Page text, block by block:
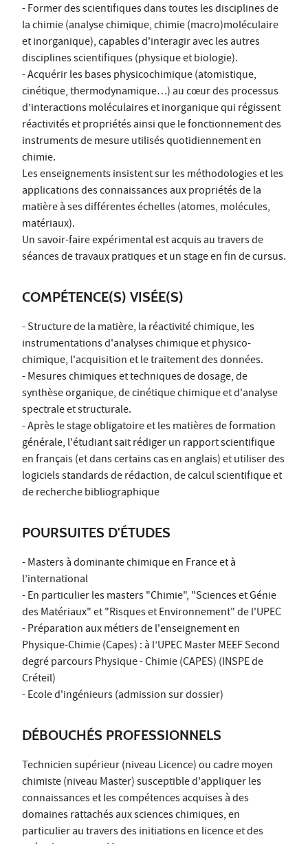
- Former des scientifiques dans toutes les disciplines de
la chimie (analyse chimique, chimie (macro)moléculaire
et inorganique), capables d'interagir avec les autres
disciplines scientifiques (physique et biologie).
- Acquérir les bases physicochimique (atomistique,
cinétique, thermodynamique…) au cœur des processus
d’interactions moléculaires et inorganique qui régissent
réactivités et propriétés ainsi que le fonctionnement des
instruments de mesure utilisés quotidiennement en
chimie.
Les enseignements insistent sur les méthodologies et les
applications des connaissances aux propriétés de la
matière à ses différentes échelles (atomes, molécules,
matériaux).
Un savoir-faire expérimental est acquis au travers de
séances de travaux pratiques et un stage en fin de cursus.
COMPÉTENCE(S) VISÉE(S)
- Structure de la matière, la réactivité chimique, les
instrumentations d'analyses chimique et physico-
chimique, l'acquisition et le traitement des données.
- Mesures chimiques et techniques de dosage, de
synthèse organique, de cinétique chimique et d'analyse
spectrale et structurale.
- Après le stage obligatoire et les matières de formation
générale, l'étudiant sait rédiger un rapport scientifique
en français (et dans certains cas en anglais) et utiliser des
logiciels standards de rédaction, de calcul scientifique et
de recherche bibliographique
POURSUITES D'ÉTUDES
- Masters à dominante chimique en France et à
l’international
- En particulier les masters "Chimie", "Sciences et Génie
des Matériaux" et "Risques et Environnement" de l'UPEC
- Préparation aux métiers de l'enseignement en
Physique-Chimie (Capes) : à l’UPEC Master MEEF Second
degré parcours Physique - Chimie (CAPES) (INSPE de
Créteil)
- Ecole d'ingénieurs (admission sur dossier)
DÉBOUCHÉS PROFESSIONNELS
Technicien supérieur (niveau Licence) ou cadre moyen
chimiste (niveau Master) susceptible d'appliquer les
connaissances et les compétences acquises à des
domaines rattachés aux sciences chimiques, en
particulier au travers des initiations en licence et des